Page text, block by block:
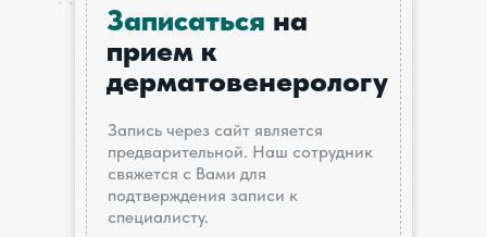
Записаться на
прием к
дерматовенерологу
Запись через сайт является
предварительной. Наш сотрудник
свяжется с Вами для
подтверждения записи к
специалисту.